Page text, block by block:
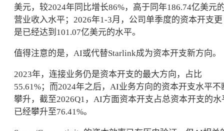
美元，较2024年同比增长86%，高于同年186.74亿美元
营业收入水平；2026年1-3月，公司单季度的资本开支更
是已经达到101.07亿美元的水平。
值得注意的是，AI或代替Starlink成为资本开支新方向。
2023年，连接业务仍是资本开支的最大方向，占比
55.61%；而2024年之后，AI业务方向的资本开支水平不
攀升，截至2026Q1，AI方面资本开支占总资本开支的水
已经攀升至76.41%。